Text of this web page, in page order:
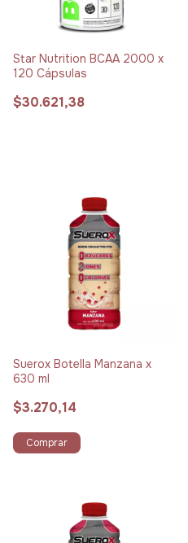
Star Nutrition BCAA 2000 x
120 Cápsulas
$30.621,38
Suerox Botella Manzana x
630 ml
$3.270,14
Comprar